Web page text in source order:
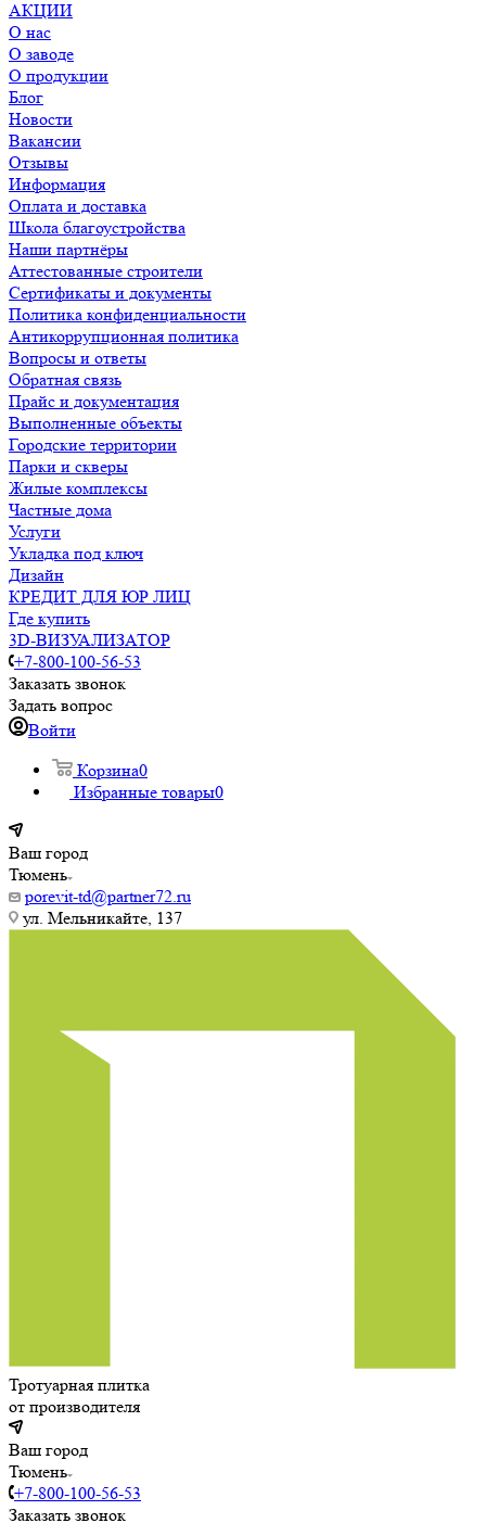
АКЦИИ
О нас
О заводе
О продукции
Блог
Новости
Вакансии
Отзывы
Информация
Оплата и доставка
Школа благоустройства
Наши партнёры
Аттестованные строители
Сертификаты и документы
Политика конфиденциальности
Антикоррупционная политика
Вопросы и ответы
Обратная связь
Прайс и документация
Выполненные объекты
Городские территории
Парки и скверы
Жилые комплексы
Частные дома
Услуги
Укладка под ключ
Дизайн
КРЕДИТ ДЛЯ ЮР ЛИЦ
Где купить
3D-ВИЗУАЛИЗАТОР
+7-800-100-56-53
Заказать звонок
Задать вопрос
Войти
Корзина0
Избранные товары0
Ваш город
Тюмень
porevit-td@partner72.ru
ул. Мельникайте, 137
Тротуарная плитка
от производителя
Ваш город
Тюмень
+7-800-100-56-53
Заказать звонок